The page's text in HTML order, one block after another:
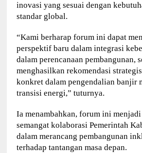
inovasi yang sesuai dengan
standar global.
“Kami berharap forum ini dapat
perspektif baru dalam integrasi
dalam perencanaan pembangunan,
menghasilkan rekomendasi
konkret dalam pengendalian banjir
transisi energi,” tuturnya.
Ia menambahkan, forum ini
semangat kolaborasi Pemerintah
dalam merancang pembangunan
terhadap tantangan masa depan.